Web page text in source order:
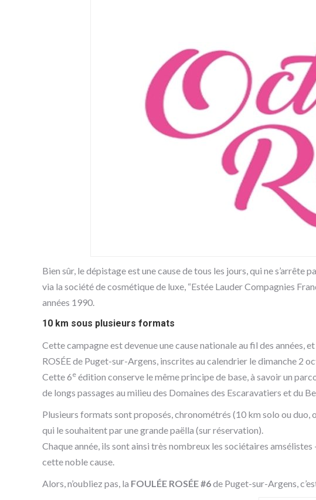
Bien sûr, le dépistage est une cause de tous les jours, qui ne s’arrête
via la société de cosmétique de luxe, “Estée Lauder Compagnies
années 1990.
10 km sous plusieurs formats
Cette campagne est devenue une cause nationale au fil des
ROSÉE de Puget-sur-Argens, inscrites au calendrier le dimanche 2
Cette 6e édition conserve le même principe de base, à savoir un
de longs passages au milieu des Domaines des Escaravatiers et
Plusieurs formats sont proposés, chronométrés (10 km solo ou duo,
qui le souhaitent par une grande paëlla (sur réservation).
Chaque année, ils sont ainsi très nombreux les sociétaires
cette noble cause.
Alors, n’oubliez pas, la FOULÉE ROSÉE #6de Puget-sur-Argens,